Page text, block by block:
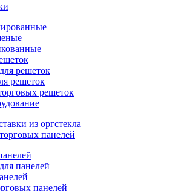
решеток
решеток
решеток
из оргстекла
панелей
панелей
панелей